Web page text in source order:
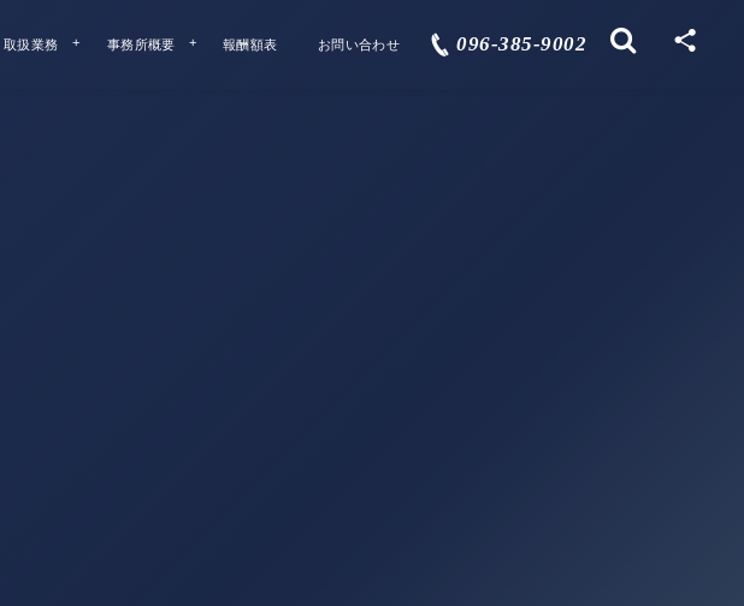
取扱業務 事務所概要 報酬額表 お問い合わせ 096-385-9002